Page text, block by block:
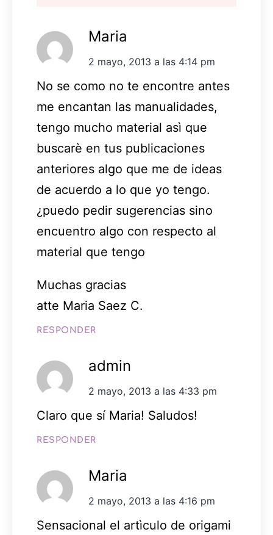
Maria
2 mayo, 2013 a las 4:14 pm
No se como no te encontre antes
me encantan las manualidades,
tengo mucho material asì que
buscarè en tus publicaciones
anteriores algo que me de ideas
de acuerdo a lo que yo tengo.
¿puedo pedir sugerencias sino
encuentro algo con respecto al
material que tengo
Muchas gracias
atte Maria Saez C.
RESPONDER
admin
2 mayo, 2013 a las 4:33 pm
Claro que sí Maria! Saludos!
RESPONDER
Maria
2 mayo, 2013 a las 4:16 pm
Sensacional el artìculo de origami